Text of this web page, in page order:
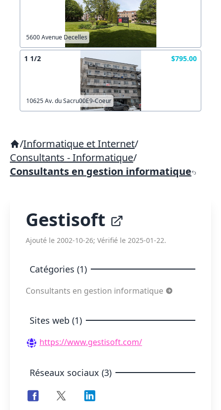
5600 Avenue Decelles
1 1/2 $795.00
10625 Av. du Sacru00E9-Coeur
/Informatique et Internet/
Consultants - Informatique/
Consultants en gestion informatique
Gestisoft
Ajouté le 2002-10-26; Vérifié le 2025-01-22.
Catégories (1)
Consultants en gestion informatique
Sites web (1)
https://www.gestisoft.com/
Réseaux sociaux (3)